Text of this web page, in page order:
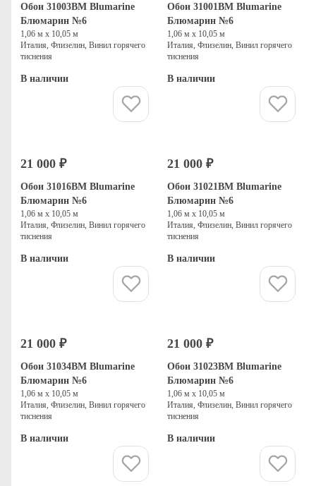
Обои 31003BM Blumarine
Блюмарин №6
1,06 м х 10,05 м
Италия, Флизелин, Винил горячего
тиснения
В наличии
Обои 31001BM Blumarine
Блюмарин №6
1,06 м х 10,05 м
Италия, Флизелин, Винил горячего
тиснения
В наличии
21 000 ₽
Обои 31016BM Blumarine
Блюмарин №6
1,06 м х 10,05 м
Италия, Флизелин, Винил горячего
тиснения
В наличии
21 000 ₽
Обои 31021BM Blumarine
Блюмарин №6
1,06 м х 10,05 м
Италия, Флизелин, Винил горячего
тиснения
В наличии
21 000 ₽
Обои 31034BM Blumarine
Блюмарин №6
1,06 м х 10,05 м
Италия, Флизелин, Винил горячего
тиснения
В наличии
21 000 ₽
Обои 31023BM Blumarine
Блюмарин №6
1,06 м х 10,05 м
Италия, Флизелин, Винил горячего
тиснения
В наличии